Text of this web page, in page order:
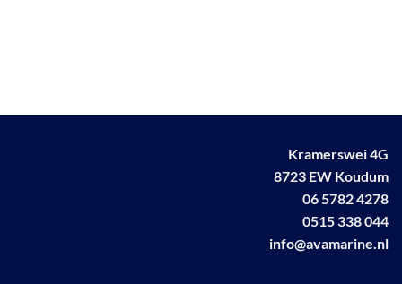
Kramerswei 4G
8723 EW Koudum
06 5782 4278
0515 338 044
info@avamarine.nl